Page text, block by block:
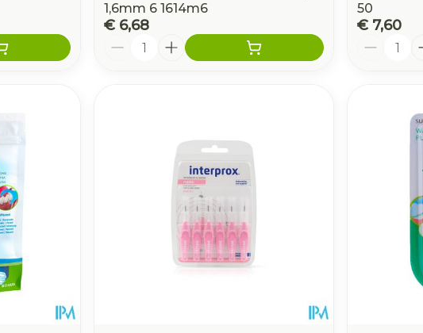
1,6mm 6 1614m6
€ 6,68
Aantal
50
€ 7,60
Aantal